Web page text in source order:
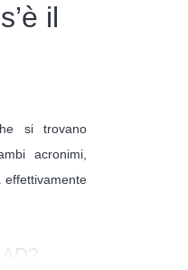
il
si trovano
acronimi,
effettivamente